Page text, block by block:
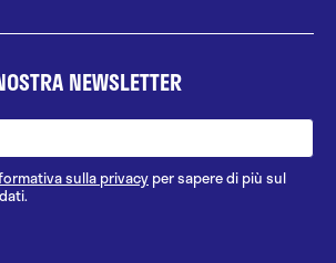
NEWSLETTER
sulla privacyper sapere di più sul